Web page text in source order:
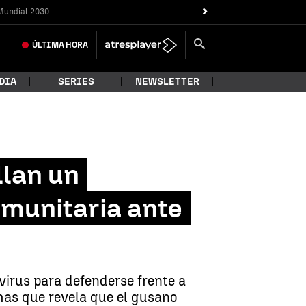
2030
ÚLTIMA HORA
SERIES NEWSLETTER
un
ante
para defenderse frente a
que revela que el gusano